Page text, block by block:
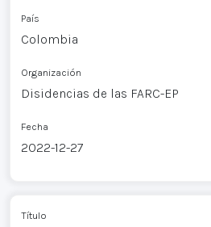
País
Colombia
Organización
Disidencias de las FARC-EP
Fecha
2022-12-27
Título